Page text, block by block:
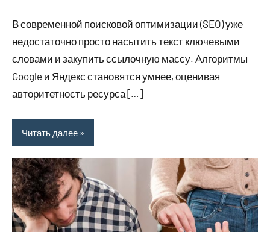
В современной поисковой оптимизации (SEO) уже
недостаточно просто насытить текст ключевыми
словами и закупить ссылочную массу. Алгоритмы
Google и Яндекс становятся умнее, оценивая
авторитетность ресурса […]
Читать далее